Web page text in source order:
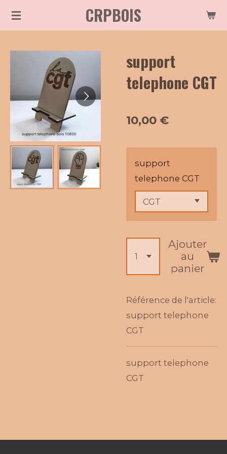
Passer
CRPBOIS
support
telephone CGT
10,00 €
support
telephone CGT
Ajouter
au
panier
Référence de l'article:
support telephone
CGT
support telephone
CGT